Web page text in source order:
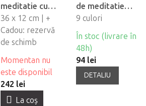
meditatie cu
husa PRANA -
visiniu
36 x 12 cm | +
Cadou: rezervă
de schimb
Momentan nu
este disponibil
242 lei
La coş
de meditatie
PRANA
9 culori
În stoc (livrare în
48h)
94 lei
DETALIU